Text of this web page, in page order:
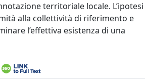
territoriale locale. L’ipotesi
alla collettività di riferimento e
l’effettiva esistenza di una